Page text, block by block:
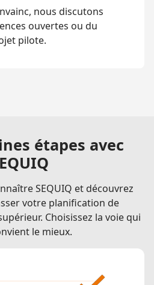
nous discutons
ouvertes ou du
pilote.
étapes avec
SEQUIQ et découvrez
votre planification de
Choisissez la voie qui
le mieux.